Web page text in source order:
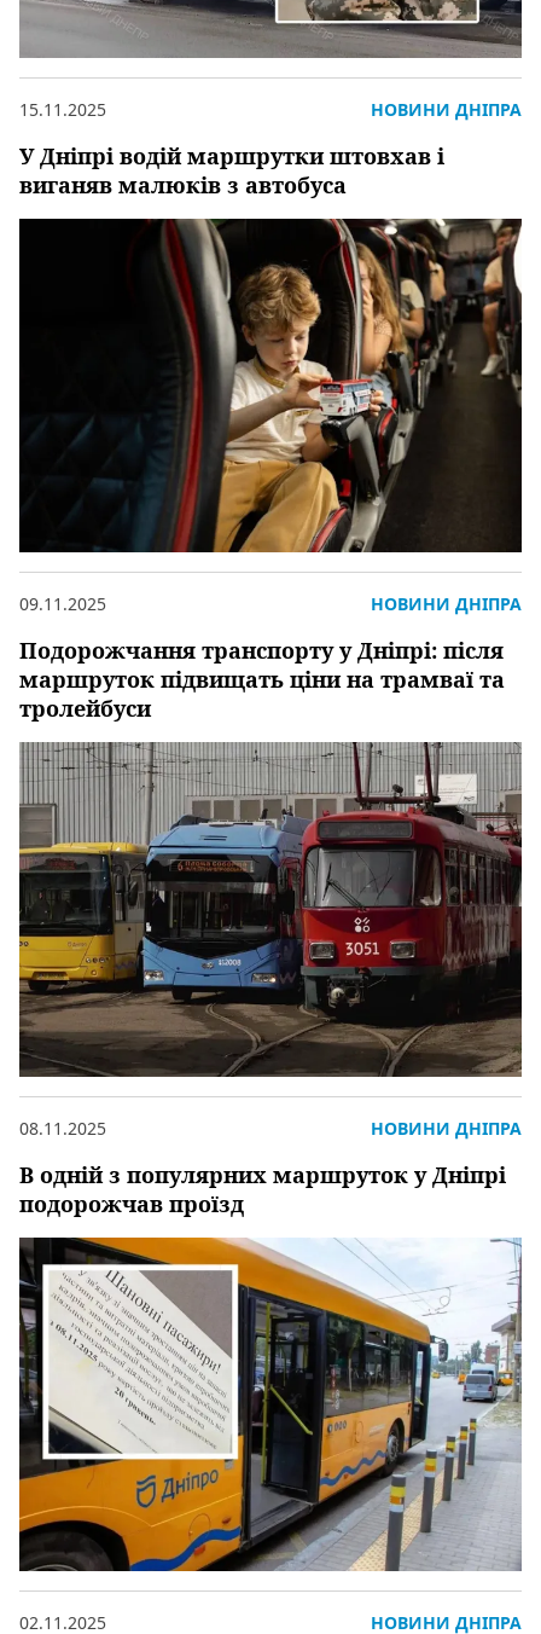
У Дніпрі водій маршрутки штовхав і
виганяв малюків з автобуса
15.11.2025 НОВИНИ ДНІПРА
Подорожчання транспорту у Дніпрі: після
маршруток підвищать ціни на трамваї та
тролейбуси
09.11.2025 НОВИНИ ДНІПРА
В одній з популярних маршруток у Дніпрі
подорожчав проїзд
08.11.2025 НОВИНИ ДНІПРА
02.11.2025 НОВИНИ ДНІПРА